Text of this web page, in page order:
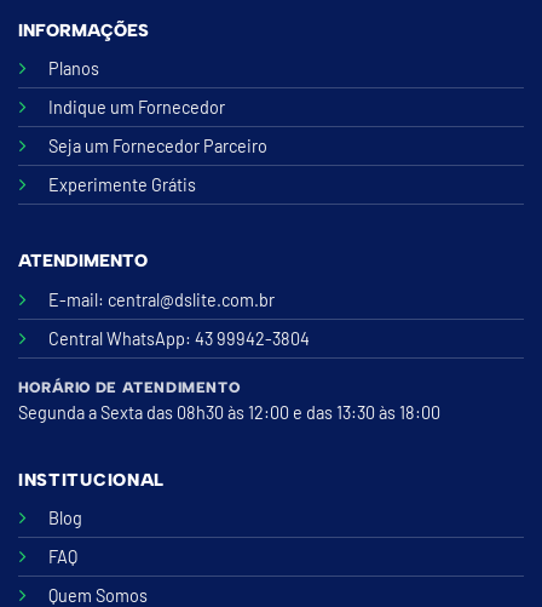
INFORMAÇÕES
Planos
Indique um Fornecedor
Seja um Fornecedor Parceiro
Experimente Grátis
ATENDIMENTO
E-mail: central@dslite.com.br
Central WhatsApp: 43 99942-3804
HORÁRIO DE ATENDIMENTO
Segunda a Sexta das 08h30 às 12:00 e das 13:30 às 18:00
INSTITUCIONAL
Blog
FAQ
Quem Somos